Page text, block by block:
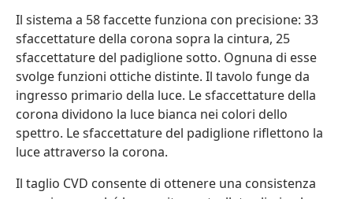
Il sistema a 58 faccette funziona con precisione: 33
sfaccettature della corona sopra la cintura, 25
sfaccettature del padiglione sotto. Ognuna di esse
svolge funzioni ottiche distinte. Il tavolo funge da
ingresso primario della luce. Le sfaccettature della
corona dividono la luce bianca nei colori dello
spettro. Le sfaccettature del padiglione riflettono la
luce attraverso la corona.
Il taglio CVD consente di ottenere una consistenza